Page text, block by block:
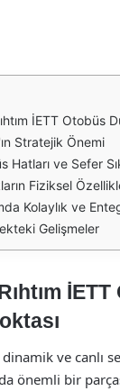
İETT Otobüs
Stratejik Önemi
Hatları ve Sefer
Fiziksel
Kolaylık ve
Gelişmeler
dinamik ve canlı
da önemli bir